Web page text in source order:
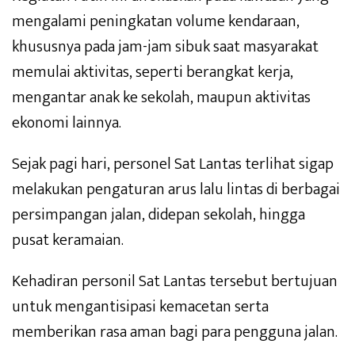
mengalami peningkatan volume kendaraan,
khususnya pada jam-jam sibuk saat masyarakat
memulai aktivitas, seperti berangkat kerja,
mengantar anak ke sekolah, maupun aktivitas
ekonomi lainnya.
Sejak pagi hari, personel Sat Lantas terlihat sigap
melakukan pengaturan arus lalu lintas di berbagai
persimpangan jalan, didepan sekolah, hingga
pusat keramaian.
Kehadiran personil Sat Lantas tersebut bertujuan
untuk mengantisipasi kemacetan serta
memberikan rasa aman bagi para pengguna jalan.